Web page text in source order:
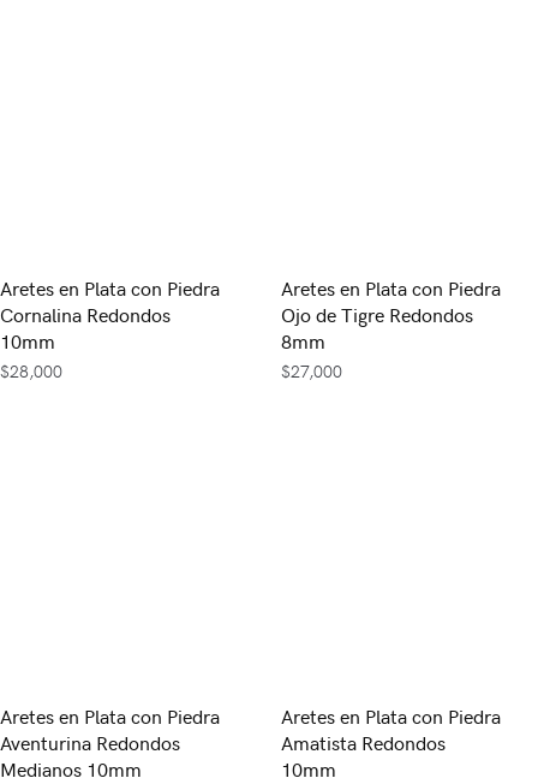
Aretes en Plata con Piedra
Cornalina Redondos
10mm
$28,000
Aretes en Plata con Piedra
Ojo de Tigre Redondos
8mm
$27,000
Aretes en Plata con Piedra
Aventurina Redondos
Medianos 10mm
Aretes en Plata con Piedra
Amatista Redondos
10mm